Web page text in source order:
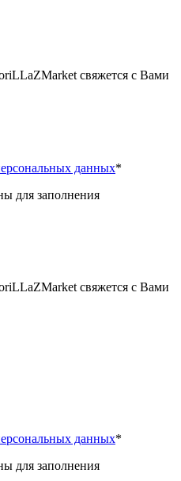
свяжется с Вами
данных*
для заполнения
свяжется с Вами
данных*
для заполнения